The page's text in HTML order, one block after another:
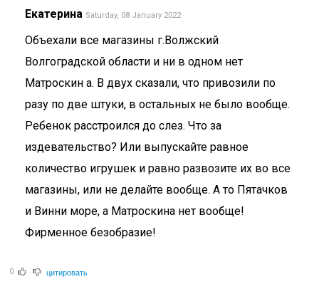
Екатерина Saturday, 08 January 2022
Объехали все магазины г.Волжский
Волгоградской области и ни в одном нет
Матроскин а. В двух сказали, что привозили по
разу по две штуки, в остальных не было вообще.
Ребенок расстроился до слез. Что за
издевательство? Или выпускайте равное
количество игрушек и равно развозите их во все
магазины, или не делайте вообще. А то Пятачков
и Винни море, а Матроскина нет вообще!
Фирменное безобразие!
0 цитировать